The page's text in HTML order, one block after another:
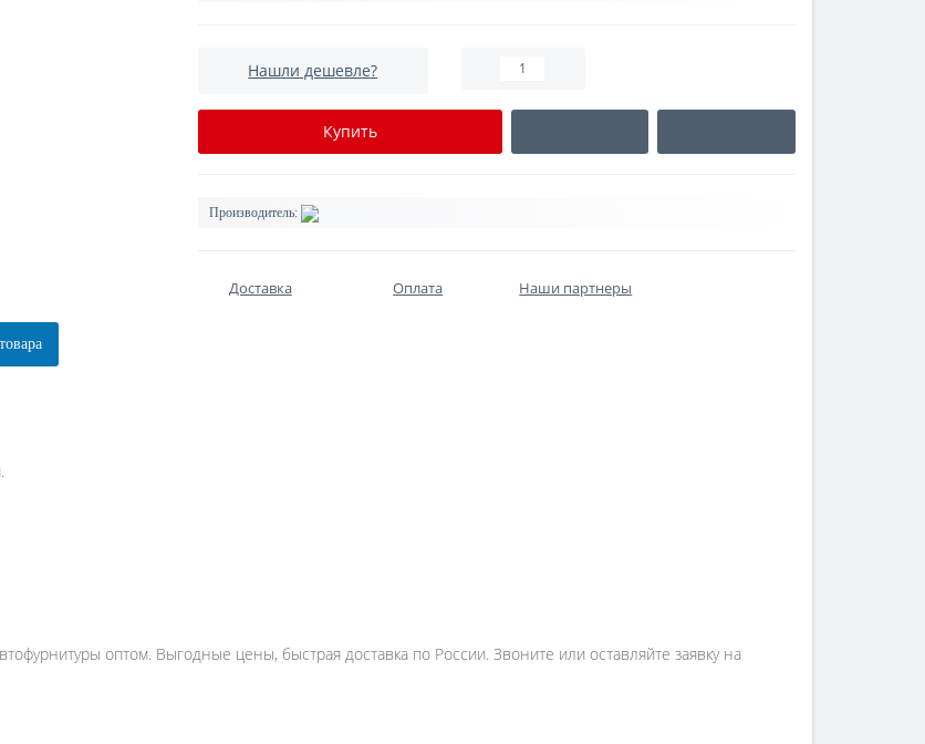
Нашли дешевле?
Купить
Производитель:
Доставка Оплата Наши партнеры
оптом. Выгодные цены, быстрая доставка по России. Звоните или оставляйте заявку на